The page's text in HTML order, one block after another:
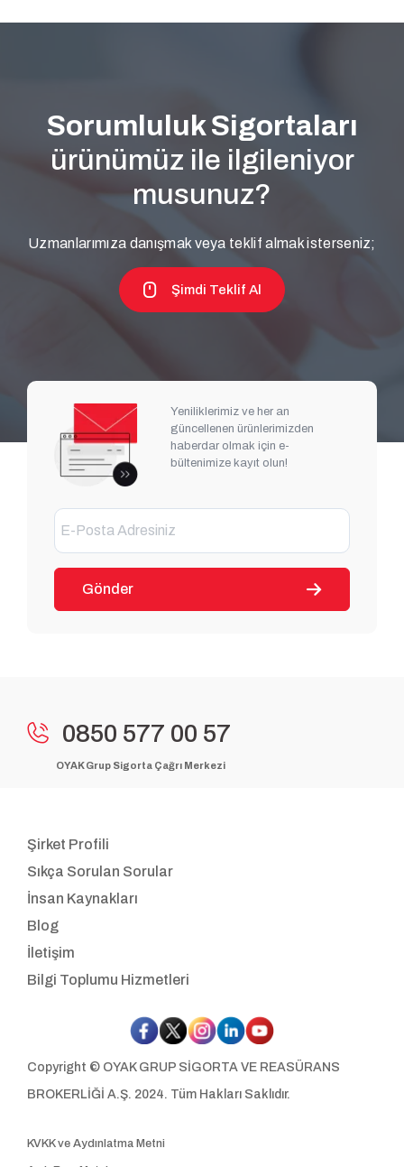
Sorumluluk Sigortaları
ürünümüz ile ilgileniyor
musunuz?
Uzmanlarımıza danışmak veya teklif almak isterseniz;
Şimdi Teklif Al
Yeniliklerimiz ve her an
güncellenen ürünlerimizden
haberdar olmak için e-
bültenimize kayıt olun!
Gönder
0850 577 00 57
OYAK Grup Sigorta Çağrı Merkezi
Şirket Profili
Sıkça Sorulan Sorular
İnsan Kaynakları
Blog
İletişim
Bilgi Toplumu Hizmetleri
Copyright © OYAK GRUP SİGORTA VE REASÜRANS
BROKERLİĞİ A.Ş. 2024. Tüm Hakları Saklıdır.
KVKK ve Aydınlatma Metni